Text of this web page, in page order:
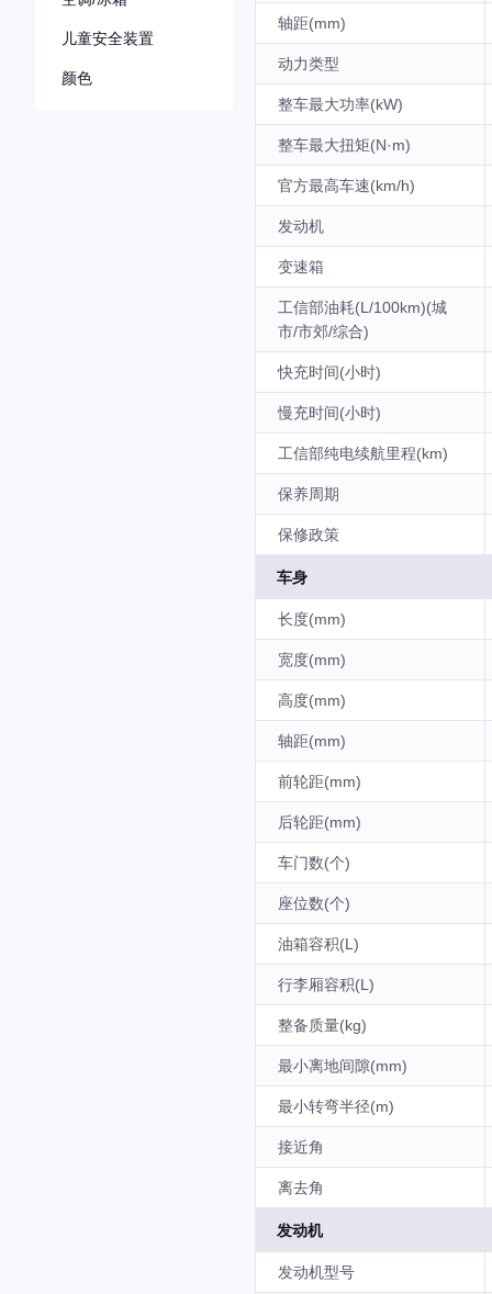
儿童安全装置
颜色
轴距(mm)
动力类型
整车最大功率(kW)
整车最大扭矩(N·m)
官方最高车速(km/h)
发动机
变速箱
工信部油耗(L/100km)(城
市/市郊/综合)
快充时间(小时)
慢充时间(小时)
工信部纯电续航里程(km)
保养周期
保修政策
车身
长度(mm)
宽度(mm)
高度(mm)
轴距(mm)
前轮距(mm)
后轮距(mm)
车门数(个)
座位数(个)
油箱容积(L)
行李厢容积(L)
整备质量(kg)
最小离地间隙(mm)
最小转弯半径(m)
接近角
离去角
发动机
发动机型号